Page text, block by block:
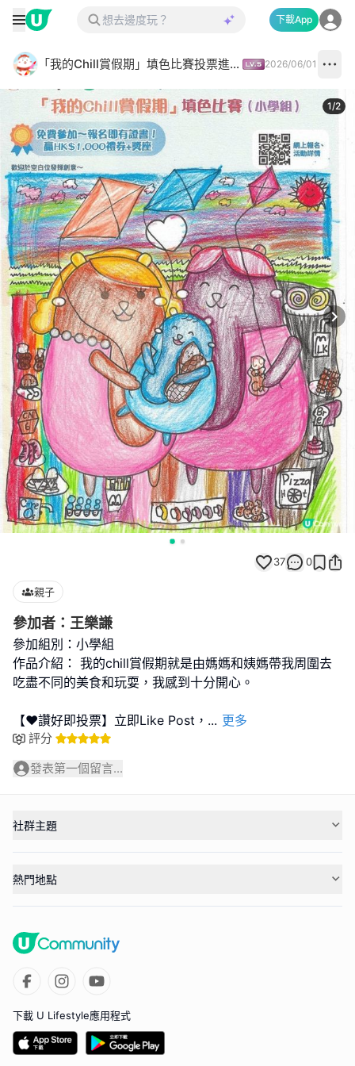
下載App
「我的Chill賞假期」填色比賽投票進行中✅ 2026/06/01
1/2
37 0
親子
參加者：王樂謙
參加組別：小學組
作品介紹： 我的chill賞假期就是由媽媽和姨媽帶我周圍去
吃盡不同的美食和玩耍，我感到十分開心。
【❤️讚好即投票】立即Like Post， ... 更多
評分
發表第一個留言...
社群主題
熱門地點
下載 U Lifestyle應用程式